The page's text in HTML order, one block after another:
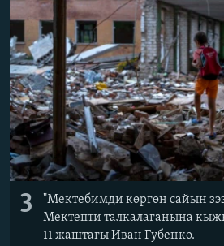
3
"Мектебимди көргөн сайын
Мектепти талкалаганына
11 жаштагы Иван Губенко.